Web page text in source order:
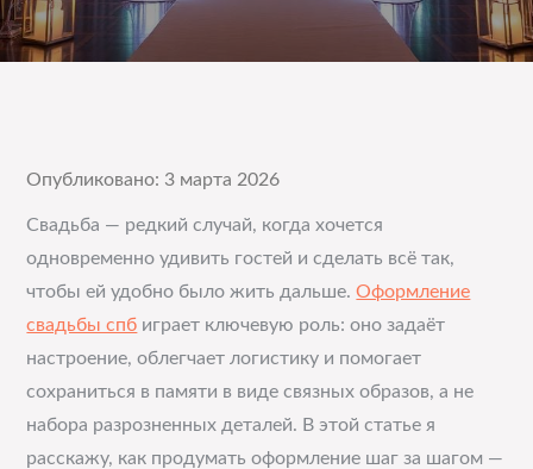
Опубликовано: 3 марта 2026
Свадьба — редкий случай, когда хочется
одновременно удивить гостей и сделать всё так,
чтобы ей удобно было жить дальше.Оформление
свадьбы спб играет ключевую роль: оно задаёт
настроение, облегчает логистику и помогает
сохраниться в памяти в виде связных образов, а не
набора разрозненных деталей. В этой статье я
расскажу, как продумать оформление шаг за шагом —